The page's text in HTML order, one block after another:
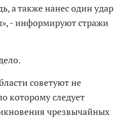
а также нанес один удар
- информируют стражи
советуют не
которому следует
чрезвычайных